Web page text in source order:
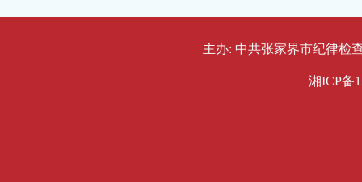
主办: 中共张家界市纪律检
湘ICP备